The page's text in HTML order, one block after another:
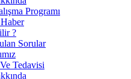
Programı
?
Sorular
Tedavisi